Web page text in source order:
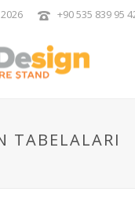
+90 535 839 95
TABELALARI